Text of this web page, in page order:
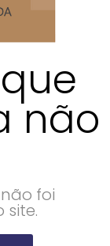
não
foi
site.